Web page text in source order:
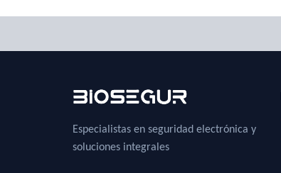
Especialistas en seguridad electrónica y
soluciones integrales